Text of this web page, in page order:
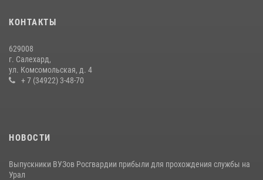
14 июля 2026, 06:53
КОНТАКТЫ
629008
г. Салехард,
ул. Комсомольская, д. 4
+ 7 (34922) 3-48-70
НОВОСТИ
Выпускники ВУЗов Росгвардии прибыли для прохождения службы на
Урал